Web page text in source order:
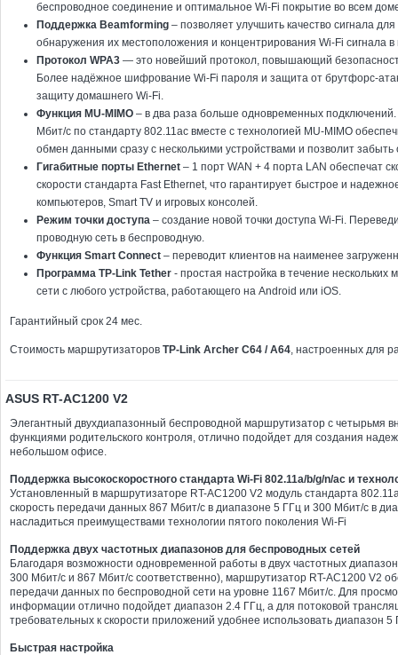
беспроводное соединение и оптимальное Wi-Fi покрытие во всем
Поддержка Beamforming – позволяет улучшить качество сигнала
обнаружения их местоположения и концентрирования Wi-Fi сигнала
Протокол WPA3 — это новейший протокол, повышающий
Более надёжное шифрование Wi-Fi пароля и защита от брутфорс-
защиту домашнего Wi-Fi.
Функция MU-MIMO – в два раза больше одновременных подключений.
Мбит/с по стандарту 802.11ac вместе с технологией MU-MIMO
обмен данными сразу с несколькими устройствами и позволит забыть
Гигабитные порты Ethernet – 1 порт WAN + 4 порта LAN обеспечат
скорости стандарта Fast Ethernet, что гарантирует быстрое и
компьютеров, Smart TV и игровых консолей.
Режим точки доступа – создание новой точки доступа Wi-Fi.
проводную сеть в беспроводную.
Функция Smart Connect – переводит клиентов на наименее
Программа TP-Link Tether - простая настройка в течение
сети с любого устройства, работающего на Android или iOS.
Гарантийный срок 24 мес.
Стоимость маршрутизаторов TP-Link Archer C64 / А64, настроенных для
ASUS RT-AC1200 V2
Элегантный двухдиапазонный беспроводной маршрутизатор с четырьмя
функциями родительского контроля, отлично подойдет для создания
небольшом офисе.
Поддержка высокоскоростного стандарта Wi-Fi 802.11a/b/g/n/ac и
Установленный в маршрутизаторе RT-AC1200 V2 модуль стандарта
скорость передачи данных 867 Мбит/с в диапазоне 5 ГГц и 300 Мбит/с в
насладиться преимуществами технологии пятого поколения Wi-Fi
Поддержка двух частотных диапазонов для беспроводных сетей
Благодаря возможности одновременной работы в двух частотных
300 Мбит/с и 867 Мбит/с соответственно), маршрутизатор RT-AC1200 V2
передачи данных по беспроводной сети на уровне 1167 Мбит/с. Для
информации отлично подойдет диапазон 2.4 ГГц, а для потоковой
требовательных к скорости приложений удобнее использовать диапазон 5
Быстрая настройка